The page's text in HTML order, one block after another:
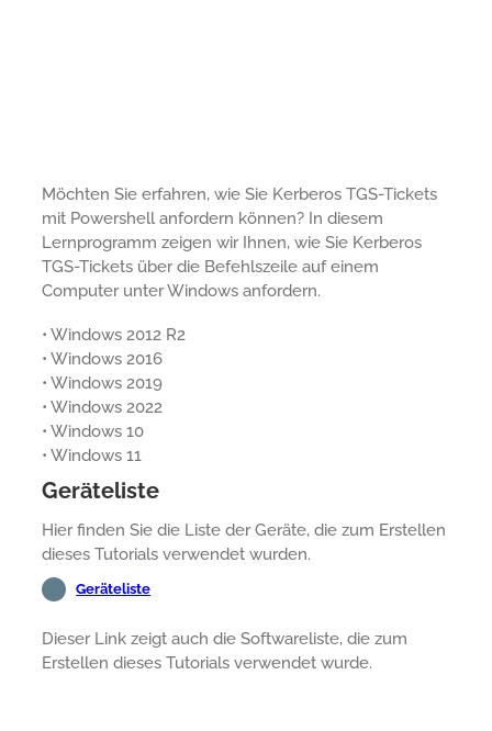
Möchten Sie erfahren, wie Sie Kerberos TGS-Tickets
mit Powershell anfordern können? In diesem
Lernprogramm zeigen wir Ihnen, wie Sie Kerberos
TGS-Tickets über die Befehlszeile auf einem
Computer unter Windows anfordern.
• Windows 2012 R2
• Windows 2016
• Windows 2019
• Windows 2022
• Windows 10
• Windows 11
Geräteliste
Hier finden Sie die Liste der Geräte, die zum Erstellen
dieses Tutorials verwendet wurden.
Geräteliste
Dieser Link zeigt auch die Softwareliste, die zum
Erstellen dieses Tutorials verwendet wurde.